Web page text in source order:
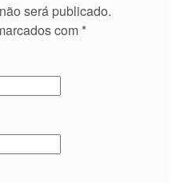
será publicado.
com *